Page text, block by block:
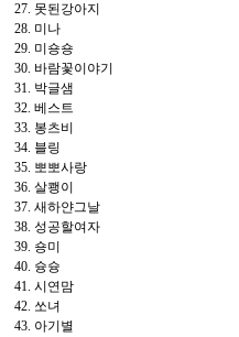
27. 못된강아지
28. 미나
29. 미숑숑
30. 바람꽃이야기
31. 박글샘
32. 베스트
33. 봉츠비
34. 블링
35. 뽀뽀사랑
36. 살쾡이
37. 새하얀그날
38. 성공할여자
39. 숑미
40. 슝슝
41. 시연맘
42. 쏘녀
43. 아기별